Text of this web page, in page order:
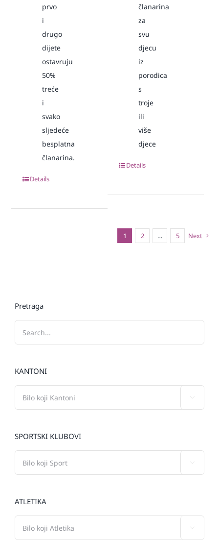
prvo
i
drugo
dijete
ostavruju
50%
treće
i
svako
sljedeće
besplatna
članarina.
Details
članarina
za
svu
djecu
iz
porodica
s
troje
ili
više
djece
Details
1 2 … 5 Next
Pretraga
KANTONI
SPORTSKI KLUBOVI
ATLETIKA